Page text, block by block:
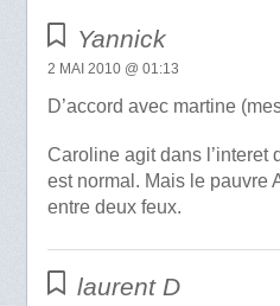
Yannick
2 MAI 2010 @ 01:13
D’accord avec martine
Caroline agit dans l’interet
est normal. Mais le pauvre
entre deux feux.
laurent D